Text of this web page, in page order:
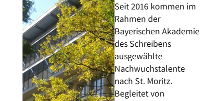
Seit 2016 kommen im
Rahmen der
Bayerischen Akademie
des Schreibens
ausgewählte
Nachwuchstalente
nach St. Moritz.
Begleitet von